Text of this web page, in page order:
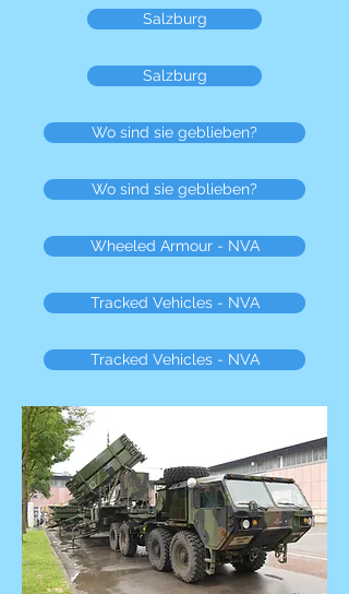
Salzburg
Salzburg
Wo sind sie geblieben?
Wo sind sie geblieben?
Wheeled Armour - NVA
Tracked Vehicles - NVA
Tracked Vehicles - NVA